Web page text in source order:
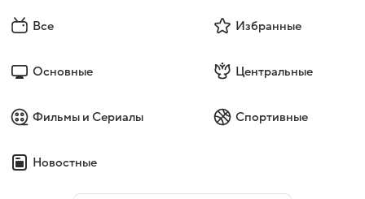
Все Избранные
Основные Центральные
Фильмы и Сериалы Спортивные
Новостные